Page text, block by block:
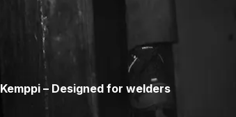
Kemppi – Designed for welders